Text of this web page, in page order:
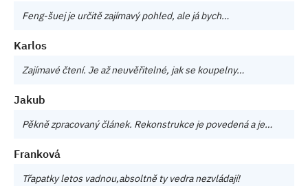
Feng-šuej je určitě zajímavý pohled, ale já bych…
Karlos
Zajímavé čtení. Je až neuvěřitelné, jak se koupelny…
Jakub
Pěkně zpracovaný článek. Rekonstrukce je povedená a je…
Franková
Třapatky letos vadnou,absoltně ty vedra nezvládají!